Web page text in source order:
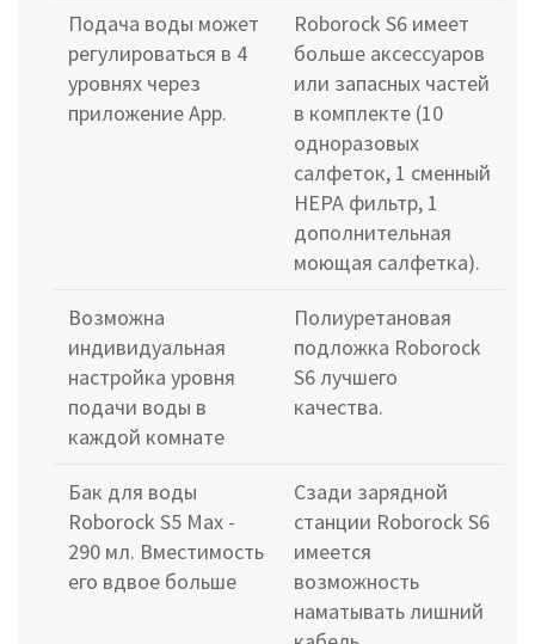
Подача воды может
регулироваться в 4
уровнях через
приложение Арр.
Roborock S6 имеет
больше аксессуаров
или запасных частей
в комплекте (10
одноразовых
салфеток, 1 сменный
HEPA фильтр, 1
дополнительная
моющая салфетка).
Возможна
индивидуальная
настройка уровня
подачи воды в
каждой комнате
Полиуретановая
подложка Roborock
S6 лучшего
качества.
Бак для воды
Roborock S5 Max -
290 мл. Вместимость
его вдвое больше
Сзади зарядной
станции Roborock S6
имеется
возможность
наматывать лишний